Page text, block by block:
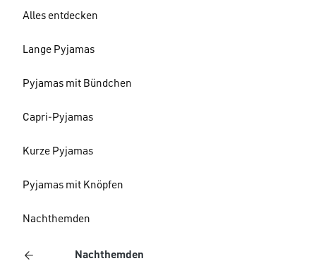
Alles entdecken
Lange Pyjamas
Pyjamas mit Bündchen
Capri-Pyjamas
Kurze Pyjamas
Pyjamas mit Knöpfen
Nachthemden
Nachthemden